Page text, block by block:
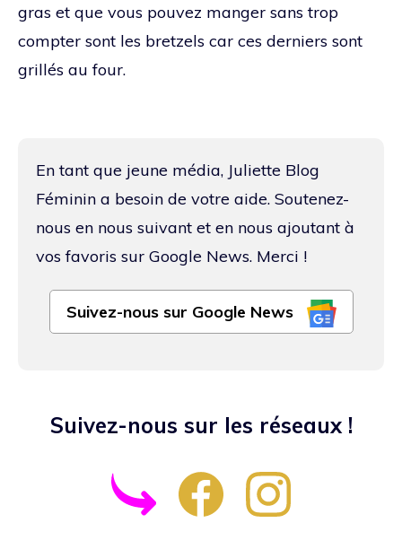
gras et que vous pouvez manger sans trop
compter sont les bretzels car ces derniers sont
grillés au four.
En tant que jeune média, Juliette Blog
Féminin a besoin de votre aide. Soutenez-
nous en nous suivant et en nous ajoutant à
vos favoris sur Google News. Merci !
Suivez-nous sur Google News
Suivez-nous sur les réseaux !